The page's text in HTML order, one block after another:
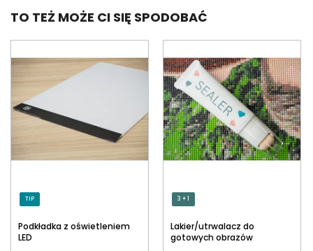
TO TEŻ MOŻE CI SIĘ SPODOBAĆ
TIP
Podkładka z oświetleniem
LED
3 + 1
Lakier/utrwalacz do
gotowych obrazów